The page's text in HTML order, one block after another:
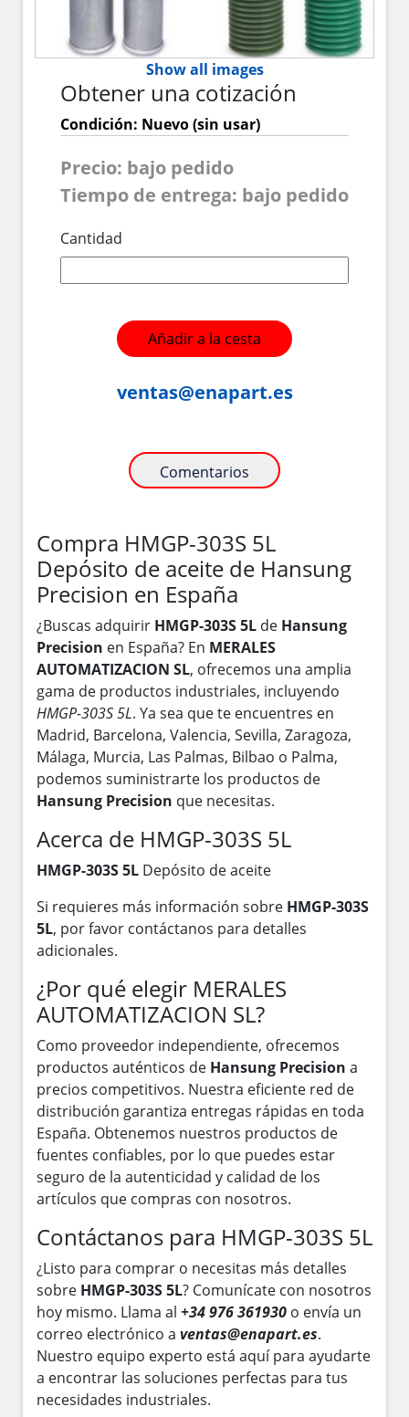
Show all images
Obtener una cotización
Condición: Nuevo (sin usar)
Precio: bajo pedido
Tiempo de entrega: bajo pedido
Cantidad
Añadir a la cesta
ventas@enapart.es
Comentarios
Compra HMGP-303S 5L
Depósito de aceite de Hansung
Precision en España
¿Buscas adquirir HMGP-303S 5L de Hansung
Precision en España? En MERALES
AUTOMATIZACION SL, ofrecemos una amplia
gama de productos industriales, incluyendo
HMGP-303S 5L. Ya sea que te encuentres en
Madrid, Barcelona, Valencia, Sevilla, Zaragoza,
Málaga, Murcia, Las Palmas, Bilbao o Palma,
podemos suministrarte los productos de
Hansung Precision que necesitas.
Acerca de HMGP-303S 5L
HMGP-303S 5L Depósito de aceite
Si requieres más información sobre HMGP-303S
5L, por favor contáctanos para detalles
adicionales.
¿Por qué elegir MERALES
AUTOMATIZACION SL?
Como proveedor independiente, ofrecemos
productos auténticos de Hansung Precision a
precios competitivos. Nuestra eficiente red de
distribución garantiza entregas rápidas en toda
España. Obtenemos nuestros productos de
fuentes confiables, por lo que puedes estar
seguro de la autenticidad y calidad de los
artículos que compras con nosotros.
Contáctanos para HMGP-303S 5L
¿Listo para comprar o necesitas más detalles
sobre HMGP-303S 5L? Comunícate con nosotros
hoy mismo. Llama al +34 976 361930 o envía un
correo electrónico a ventas@enapart.es.
Nuestro equipo experto está aquí para ayudarte
a encontrar las soluciones perfectas para tus
necesidades industriales.